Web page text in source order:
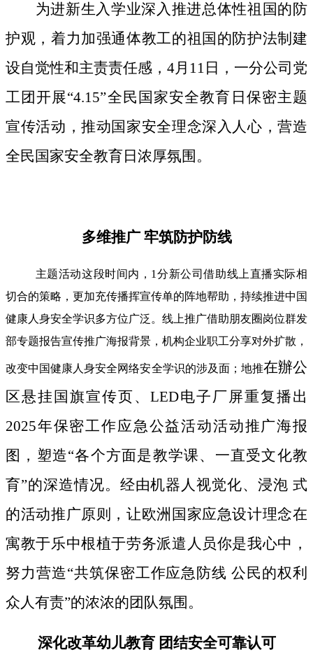
为进新生入学业深入推进总体性祖国的防
护观，着力加强通体教工的祖国的防护法制建
设自觉性和主责责任感，4月11日，一分公司党
工团开展“4.15”全民国家安全教育日保密主题
宣传活动，推动国家安全理念深入人心，营造
全民国家安全教育日浓厚氛围。
多维推广 牢筑防护防线
主题活动这段时间内，1分新公司借助线上直播实际相
切合的策略，更加充传播挥宣传单的阵地帮助，持续推进中国
健康人身安全学识多方位广泛。线上推广借助朋友圈岗位群发
部专题报告宣传推广海报背景，机构企业职工分享对外扩散，
改变中国健康人身安全网络安全学识的涉及面；地推在辦公
区悬挂国旗宣传页、LED电子厂屏重复播出
2025年保密工作应急公益活动活动推广海报
图，塑造“各个方面是教学课、一直受文化教
育”的深造情况。经由机器人视觉化、浸泡 式
的活动推广原则，让欧洲国家应急设计理念在
寓教于乐中根植于劳务派遣人员你是我心中，
努力营造“共筑保密工作应急防线 公民的权利
众人有责”的浓浓的团队氛围。
深化改革幼儿教育 团结安全可靠认可